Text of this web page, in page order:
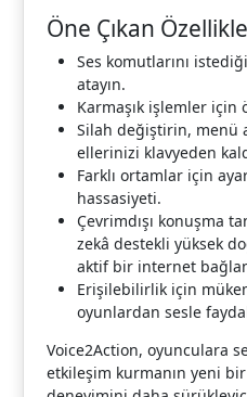
Öne Çıkan
Ses komutlarını
atayın.
Karmaşık işlemler
Silah değiştirin, menü
ellerinizi klavyeden
Farklı ortamlar için
hassasiyeti.
Çevrimdışı konuşma
zekâ destekli yüksek
aktif bir internet
Erişilebilirlik için
oyunlardan sesle
Voice2Action, oyunculara
etkileşim kurmanın yeni